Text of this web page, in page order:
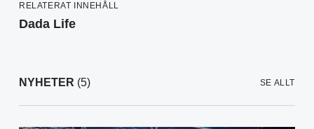
RELATERAT INNEHÅLL
Dada Life
NYHETER (5) SE ALLT